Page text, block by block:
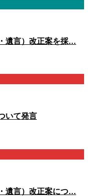
遺言）改正案を採…
いて発言
遺言）改正案につ…